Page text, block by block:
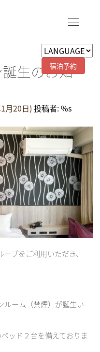
宿泊予約
生のお知
月20日) 投稿者: %s
プをご利用いただき、
ルーム（禁煙）が誕生い
ッド２台を備えておりま